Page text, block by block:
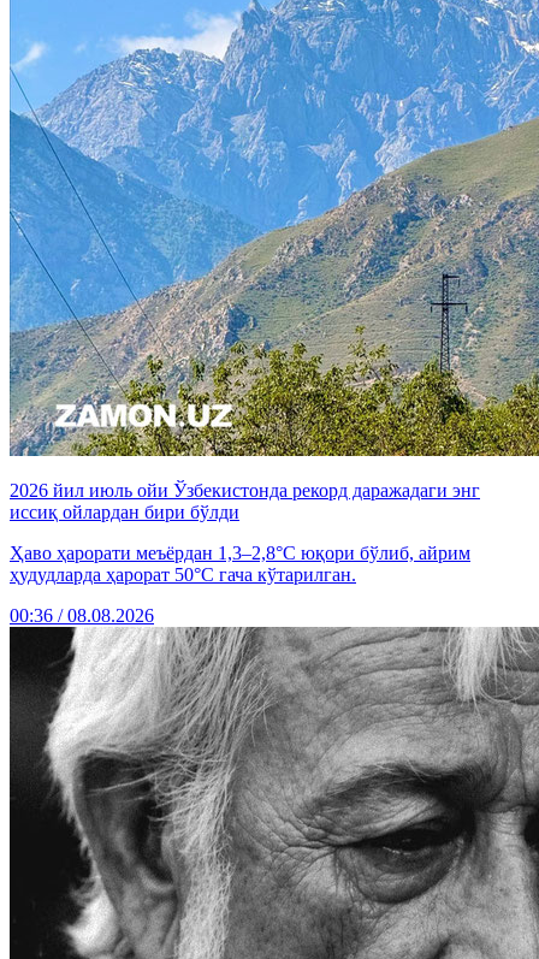
2026 йил июль ойи Ўзбекистонда рекорд даражадаги энг
иссиқ ойлардан бири бўлди
Ҳаво ҳарорати меъёрдан 1,3–2,8°C юқори бўлиб, айрим
ҳудудларда ҳарорат 50°C гача кўтарилган.
00:36 / 08.08.2026